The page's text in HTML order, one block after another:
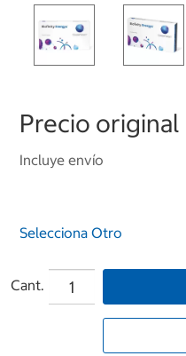
Precio original
Incluye envío
Selecciona Otro
Cant.